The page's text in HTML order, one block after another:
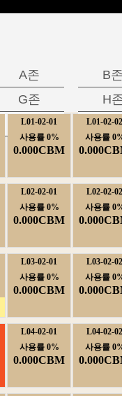
A존
B
G존
H
M존
N
L01-02-01
사용률0%
0.000CBM
L01-02-02
사용률
L02-02-01
사용률0%
0.000CBM
L02-02-02
사용률
L03-02-01
사용률0%
0.000CBM
L03-02-02
사용률
L04-02-01
사용률0%
0.000CBM
L04-02-02
사용률